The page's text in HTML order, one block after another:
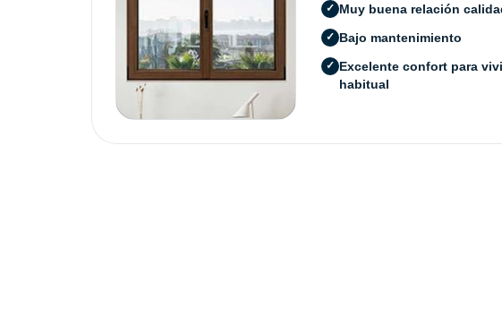
Muy buena relación
Bajo mantenimiento
Excelente confort para
habitual